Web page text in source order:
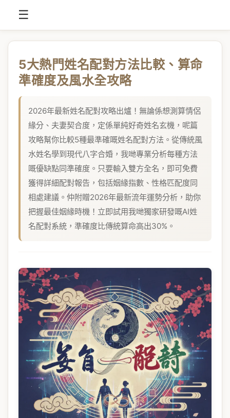
☰
5大熱門姓名配對方法比較、算命
準確度及風水全攻略
2026年最新姓名配對攻略出爐！無論係想測算情侶
緣分、夫妻契合度，定係單純好奇姓名玄機，呢篇
攻略幫你比較5種最準確嘅姓名配對方法。從傳統風
水姓名學到現代八字合婚，我哋專業分析每種方法
嘅優缺點同準確度。只要輸入雙方全名，即可免費
獲得詳細配對報告，包括姻緣指數、性格匹配度同
相處建議。仲附贈2026年最新流年運勢分析，助你
把握最佳姻緣時機！立即試用我哋獨家研發嘅AI姓
名配對系統，準確度比傳統算命高出30%。